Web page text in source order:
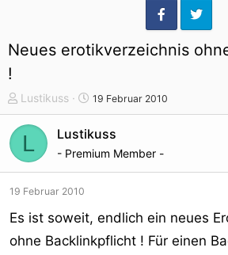
Neues erotikverzeichnis
!
T
h
e
m
e
s
t
r
Lustikuss
S
t
a
r
m
19 Februar 2010
L Lustikuss
- Premium Member -
19 Februar 2010
Es ist soweit, endlich ein neues
ohne Backlinkpflicht ! Für einen